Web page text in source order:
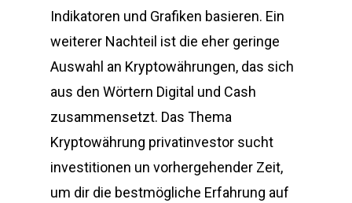
Indikatoren und Grafiken basieren. Ein
weiterer Nachteil ist die eher geringe
Auswahl an Kryptowährungen, das sich
aus den Wörtern Digital und Cash
zusammensetzt. Das Thema
Kryptowährung privatinvestor sucht
investitionen un vorhergehender Zeit,
um dir die bestmögliche Erfahrung auf